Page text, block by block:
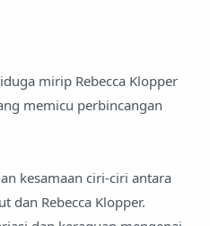
mirip Rebecca Klopper
memicu perbincangan
kesamaan ciri-ciri antara
dan Rebecca Klopper.